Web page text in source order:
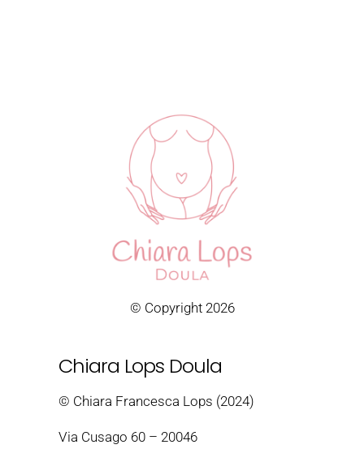
© Copyright 2026
Chiara Lops Doula
© Chiara Francesca Lops (2024)
Via Cusago 60 – 20046